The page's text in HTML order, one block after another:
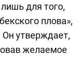
для того,
плова»,
утверждает,
желаемое